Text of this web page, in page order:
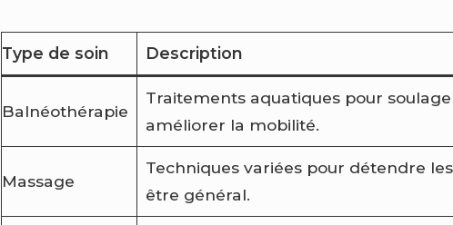
Type de soin Description
Balnéothérapie
Traitements aquatiques pour
améliorer la mobilité.
Massage
Techniques variées pour détendre
être général.